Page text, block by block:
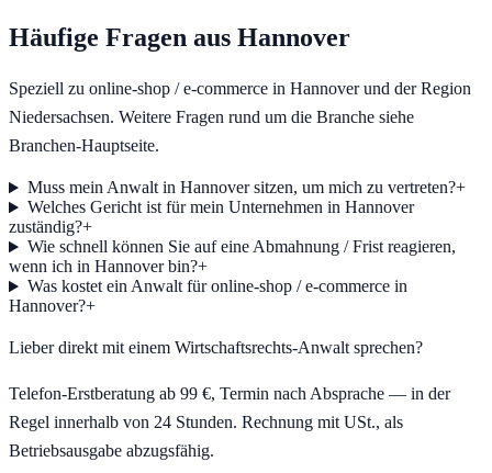
Häufige Fragen aus Hannover
Speziell zu online-shop / e-commerce in Hannoverund der Region
Niedersachsen. Weitere Fragen rund um die Branche siehe
Branchen-Hauptseite.
Muss mein Anwalt in Hannover sitzen, um mich zu vertreten?+
Welches Gericht ist für mein Unternehmen in Hannover
zuständig?+
Wie schnell können Sie auf eine Abmahnung / Frist reagieren,
wenn ich in Hannover bin?+
Was kostet ein Anwalt für online-shop / e-commerce in
Hannover?+
Lieber direkt mit einem Wirtschaftsrechts-Anwalt sprechen?
Telefon-Erstberatung ab 99 €, Termin nach Absprache — in der
Regel innerhalb von 24 Stunden. Rechnung mit USt., als
Betriebsausgabe abzugsfähig.